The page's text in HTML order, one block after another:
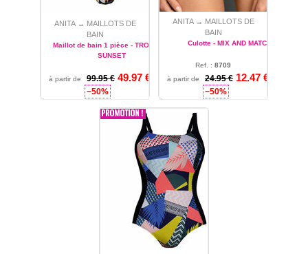
ANITA → MAILLOTS DE
BAIN
Maillot de bain 1 pièce - TROPICAL
SUNSET
Ref. :6264
42 - 44 - 46
à partir de 99.95 € 49.97 €
−50%
ANITA → MAILLOTS DE
BAIN
Culotte - MIX AND MATCH
Ref. : 8709
40 - 42 - 44 - 46 - 48 - 50 -
52 - 54 - 56
à partir de 24.95 € 12.47 €
−50%